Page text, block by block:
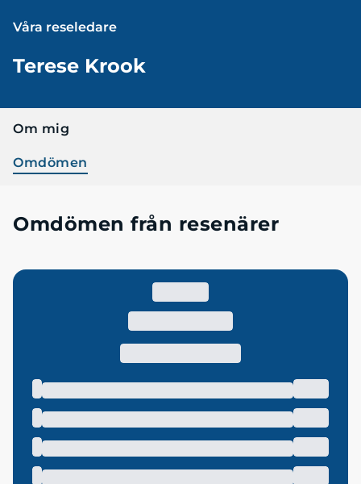
Våra reseledare
Terese Krook
Om mig
Omdömen
Omdömen från resenärer